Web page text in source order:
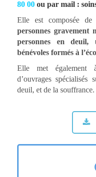
80 00 ou par mail :
Elle est composée de
personnes gravement
personnes en deuil,
bénévoles formés à
Elle met également
d’ouvrages
deuil, et de la souffrance.